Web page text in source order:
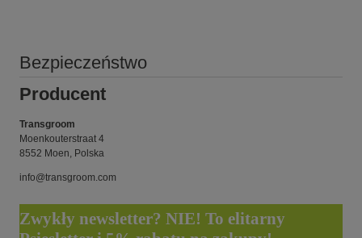
Bezpieczeństwo
Producent
Transgroom
Moenkouterstraat 4
8552 Moen, Polska
info@transgroom.com
Zwykły newsletter? NIE! To elitarny